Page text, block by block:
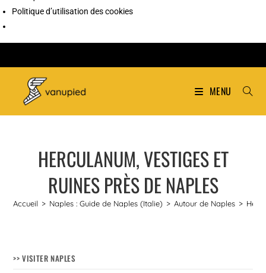
Politique d’utilisation des cookies
MENU
HERCULANUM, VESTIGES ET
RUINES PRÈS DE NAPLES
Accueil > Naples : Guide de Naples (Italie) > Autour de Naples >
>> VISITER NAPLES